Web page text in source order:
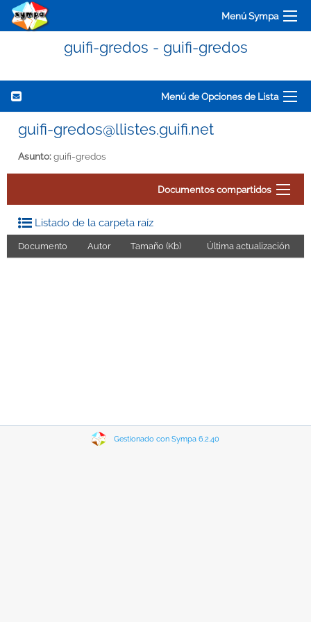
Menú Sympa
guifi-gredos - guifi-gredos
Menú de Opciones de Lista
guifi-gredos@llistes.guifi.net
Asunto:guifi-gredos
Documentos compartidos
Listado de la carpeta raíz
Documento Autor Tamaño (Kb) Última actualización
Gestionado con Sympa 6.2.40